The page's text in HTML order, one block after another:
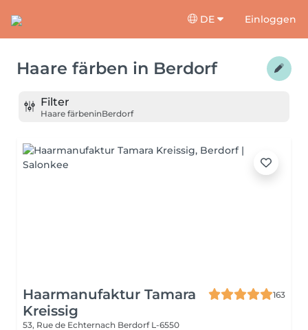
DE Einloggen
Haare färben in Berdorf
Filter
Haare färbeninBerdorf
Haarmanufaktur Tamara
Kreissig
163
53, Rue de Echternach Berdorf L-6550